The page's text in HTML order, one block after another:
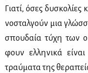
Για­τί, όσες
νο­σταλ­γούν μια
σπου­δαία τύ­χη των
φουν ελ­λη­νι­κά
τραύ­μα­τα της